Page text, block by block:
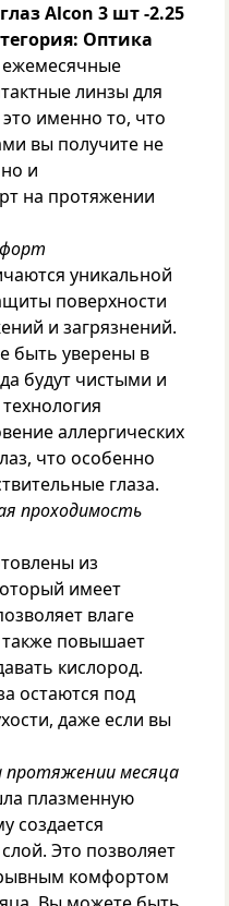
Alcon 3 шт -2.25
Оптика
линзы для
именно то, что
вы получите не
и
на протяжении
уникальной
поверхности
и загрязнений.
быть уверены в
будут чистыми и
аллергических
что особенно
глаза.
проходимость
из
имеет
влаге
также повышает
кислород.
остаются под
даже если вы
месяца
плазменную
создается
Это позволяет
комфортом